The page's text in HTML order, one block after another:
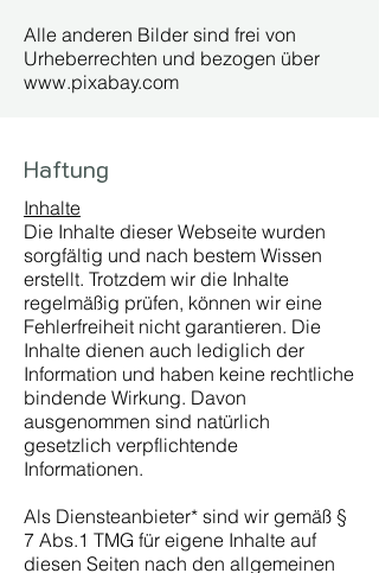
Alle anderen Bilder sind frei von
Urheberrechten und bezogen über
www.pixabay.com
Haftung
Inhalte
Die Inhalte dieser Webseite wurden
sorgfältig und nach bestem Wissen
erstellt. Trotzdem wir die Inhalte
regelmäßig prüfen, können wir eine
Fehlerfreiheit nicht garantieren. Die
Inhalte dienen auch lediglich der
Information und haben keine rechtliche
bindende Wirkung. Davon
ausgenommen sind natürlich
gesetzlich verpflichtende
Informationen.
Als Diensteanbieter* sind wir gemäß §
7 Abs.1 TMG für eigene Inhalte auf
diesen Seiten nach den allgemeinen